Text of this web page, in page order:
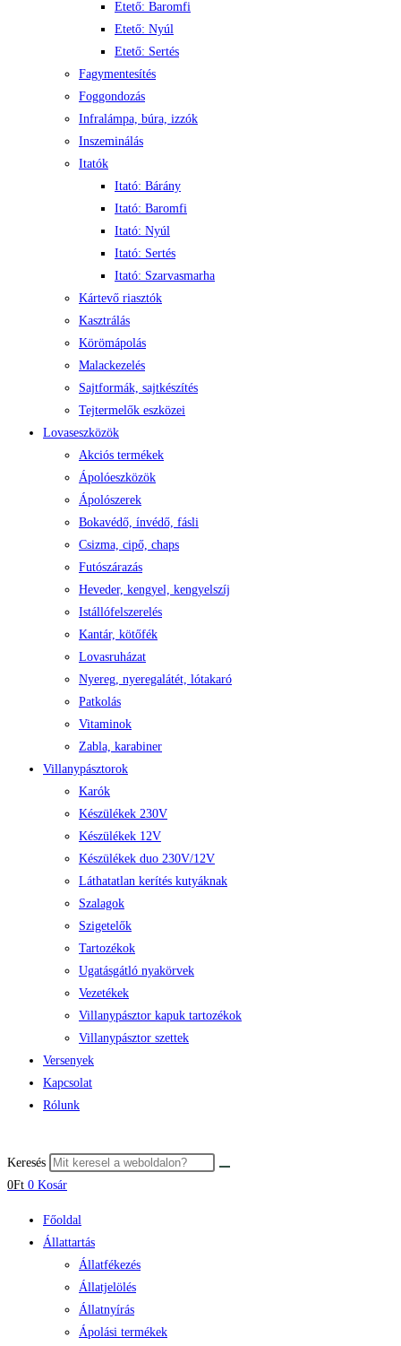
Etető: Baromfi
Etető: Nyúl
Etető: Sertés
Fagymentesítés
Foggondozás
Infralámpa, búra, izzók
Inszeminálás
Itatók
Itató: Bárány
Itató: Baromfi
Itató: Nyúl
Itató: Sertés
Itató: Szarvasmarha
Kártevő riasztók
Kasztrálás
Körömápolás
Malackezelés
Sajtformák, sajtkészítés
Tejtermelők eszközei
Lovaseszközök
Akciós termékek
Ápolóeszközök
Ápolószerek
Bokavédő, ínvédő, fásli
Csizma, cipő, chaps
Futószárazás
Heveder, kengyel, kengyelszíj
Istállófelszerelés
Kantár, kötőfék
Lovasruházat
Nyereg, nyeregalátét, lótakaró
Patkolás
Vitaminok
Zabla, karabiner
Villanypásztorok
Karók
Készülékek 230V
Készülékek 12V
Készülékek duo 230V/12V
Láthatatlan kerítés kutyáknak
Szalagok
Szigetelők
Tartozékok
Ugatásgátló nyakörvek
Vezetékek
Villanypásztor kapuk tartozékok
Villanypásztor szettek
Versenyek
Kapcsolat
Rólunk
Keresés
0Ft 0 Kosár
Főoldal
Állattartás
Állatfékezés
Állatjelölés
Állatnyírás
Ápolási termékek